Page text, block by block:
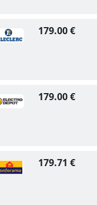
179.00 €
179.00 €
179.71 €